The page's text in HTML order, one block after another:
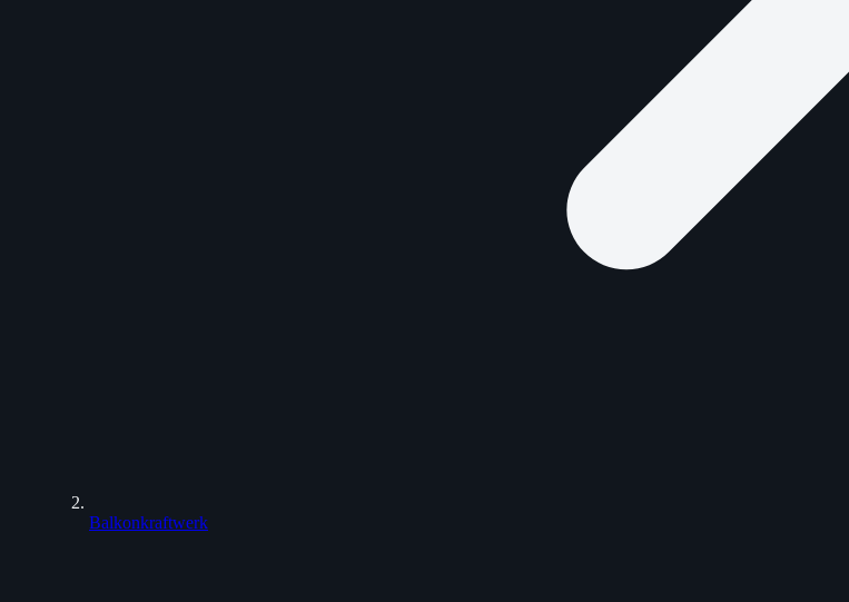
Balkonkraftwerk